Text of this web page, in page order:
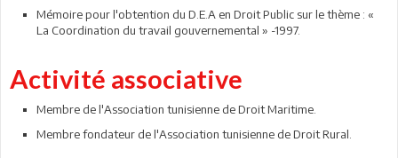
Mémoire pour l'obtention du D.E.A en Droit Public sur le thème : «
La Coordination du travail gouvernemental » -1997.
Activité associative
Membre de l'Association tunisienne de Droit Maritime.
Membre fondateur de l'Association tunisienne de Droit Rural.